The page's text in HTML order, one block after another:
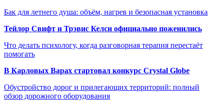
Бак для летнего душа: объём, нагрев и безопасная установка
Тейлор Свифт и Трэвис Келси официально поженились
Что делать психологу, когда разговорная терапия перестаёт
помогать
В Карловых Варах стартовал конкурс Crystal Globe
Обустройство дорог и прилегающих территорий: полный
обзор дорожного оборудования